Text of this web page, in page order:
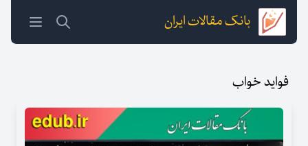
بانک مقالات ایران
فواید خواب